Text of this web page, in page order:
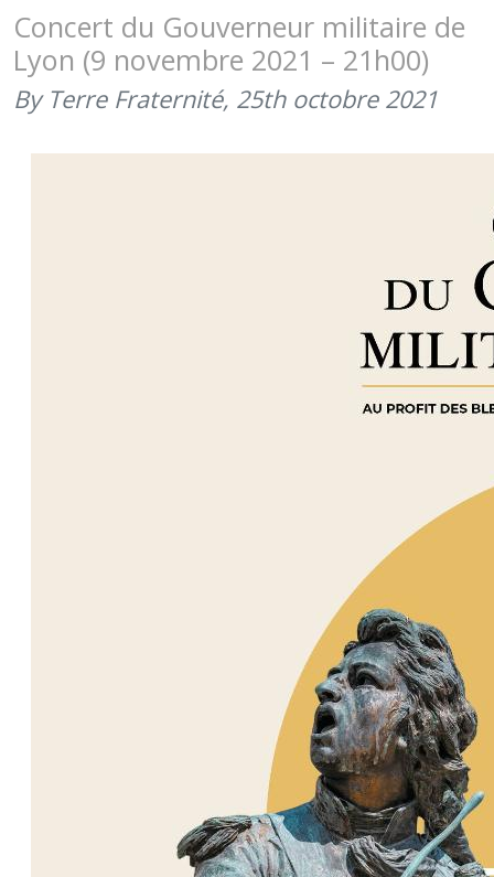
MILITAIRE
DE
LILLE
(13
Concert du Gouverneur militaire de
Lyon (9 novembre 2021 – 21h00)
By Terre Fraternité, 25th octobre 2021